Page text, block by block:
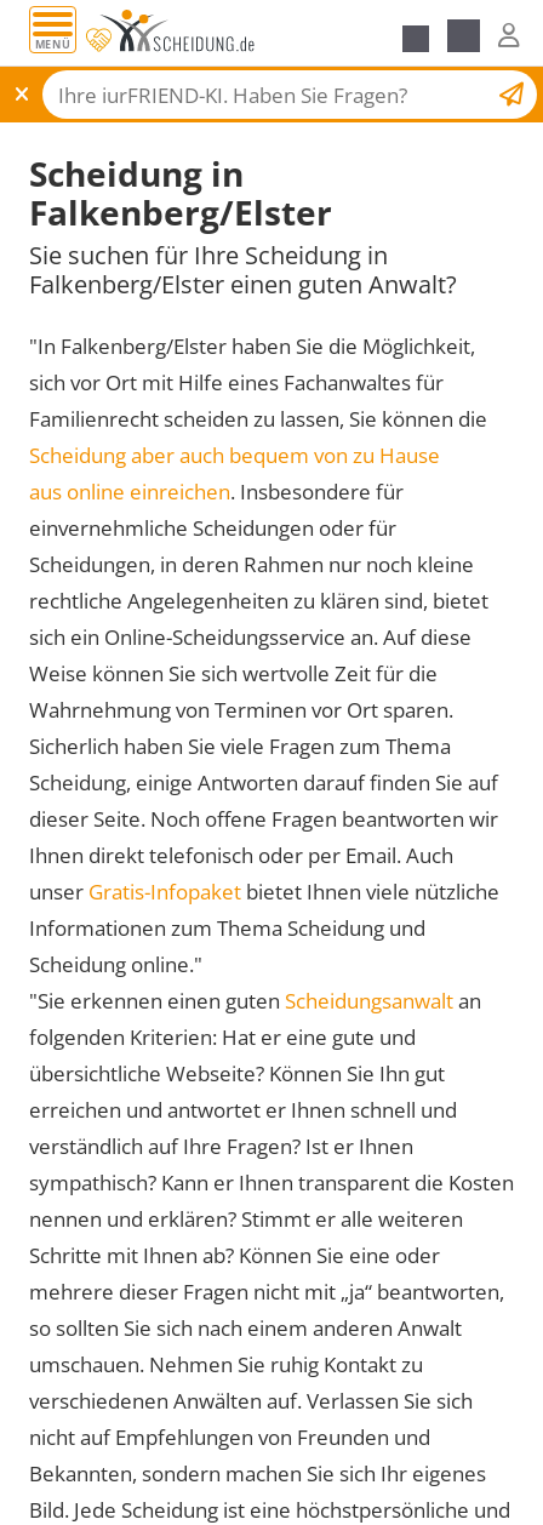
MENÜ
Scheidungsantrag
Scheidung in
Falkenberg/Elster
Sie suchen für Ihre Scheidung in
Falkenberg/Elster einen guten Anwalt?
"In Falkenberg/Elster haben Sie die Möglichkeit,
sich vor Ort mit Hilfe eines Fachanwaltes für
Familienrecht scheiden zu lassen, Sie können die
Scheidung aber auch bequem von zu Hause
aus online einreichen. Insbesondere für
einvernehmliche Scheidungen oder für
Scheidungen, in deren Rahmen nur noch kleine
rechtliche Angelegenheiten zu klären sind, bietet
sich ein Online-Scheidungsservice an. Auf diese
Weise können Sie sich wertvolle Zeit für die
Wahrnehmung von Terminen vor Ort sparen.
Sicherlich haben Sie viele Fragen zum Thema
Scheidung, einige Antworten darauf finden Sie auf
dieser Seite. Noch offene Fragen beantworten wir
Ihnen direkt telefonisch oder per Email. Auch
unser Gratis-Infopaket bietet Ihnen viele nützliche
Informationen zum Thema Scheidung und
Scheidung online."
"Sie erkennen einen guten Scheidungsanwaltan
folgenden Kriterien: Hat er eine gute und
übersichtliche Webseite? Können Sie Ihn gut
erreichen und antwortet er Ihnen schnell und
verständlich auf Ihre Fragen? Ist er Ihnen
sympathisch? Kann er Ihnen transparent die Kosten
nennen und erklären? Stimmt er alle weiteren
Schritte mit Ihnen ab? Können Sie eine oder
mehrere dieser Fragen nicht mit „ja“ beantworten,
so sollten Sie sich nach einem anderen Anwalt
umschauen. Nehmen Sie ruhig Kontakt zu
verschiedenen Anwälten auf. Verlassen Sie sich
nicht auf Empfehlungen von Freunden und
Bekannten, sondern machen Sie sich Ihr eigenes
Bild. Jede Scheidung ist eine höchstpersönliche und